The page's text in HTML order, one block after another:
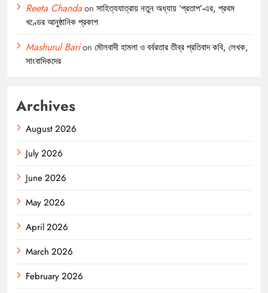
Reeta Chandaon সাহিত্যযাত্রায় নতুন অধ্যায় ‘প্রতাপ’-এর, প্রথম
খণ্ডের আনুষ্ঠানিক প্রকাশ
Mashurul Barion মৌলবাদী হামলা ও বর্বরতার তীব্র প্রতিবাদ কবি, লেখক,
সাংবাদিকদের
Archives
August 2026
July 2026
June 2026
May 2026
April 2026
March 2026
February 2026